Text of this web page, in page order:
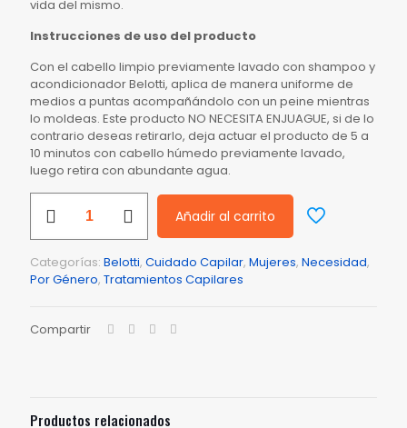
vida del mismo.
Instrucciones de uso del producto
Con el cabello limpio previamente lavado con shampoo y
acondicionador Belotti, aplica de manera uniforme de
medios a puntas acompañándolo con un peine mientras
lo moldeas. Este producto NO NECESITA ENJUAGUE, si de lo
contrario deseas retirarlo, deja actuar el producto de 5 a
10 minutos con cabello húmedo previamente lavado,
luego retira con abundante agua.
Tratamiento
Liso
/
Termoprotector
400
Ml
Añadir al carrito
Categorías: Belotti, Cuidado Capilar, Mujeres, Necesidad,
Por Género, Tratamientos Capilares
Compartir
Productos relacionados